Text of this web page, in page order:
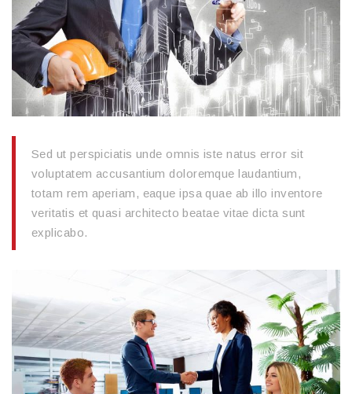
Sed ut perspiciatis unde omnis iste natus error sit
voluptatem accusantium doloremque laudantium,
totam rem aperiam, eaque ipsa quae ab illo inventore
veritatis et quasi architecto beatae vitae dicta sunt
explicabo.